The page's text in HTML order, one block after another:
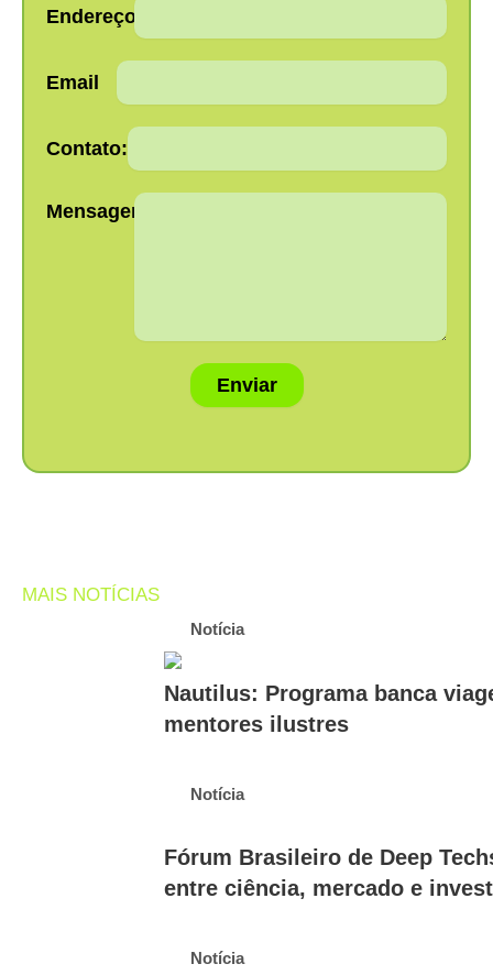
Endereço:
Email
Contato:
Mensagem:
Enviar
MAIS NOTÍCIAS
Notícia
Nautilus: Programa banca
mentores ilustres
Notícia
Fórum Brasileiro de Deep
entre ciência, mercado e
Notícia